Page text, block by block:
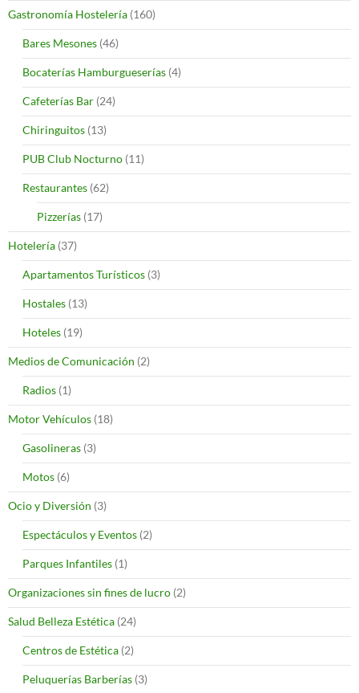
Gastronomía Hostelería (160)
Bares Mesones (46)
Bocaterías Hamburgueserías (4)
Cafeterías Bar (24)
Chiringuitos (13)
PUB Club Nocturno (11)
Restaurantes (62)
Pizzerías (17)
Hotelería (37)
Apartamentos Turísticos (3)
Hostales (13)
Hoteles (19)
Medios de Comunicación (2)
Radios (1)
Motor Vehículos (18)
Gasolineras (3)
Motos (6)
Ocio y Diversión (3)
Espectáculos y Eventos (2)
Parques Infantiles (1)
Organizaciones sin fines de lucro (2)
Salud Belleza Estética (24)
Centros de Estética (2)
Peluquerías Barberías (3)